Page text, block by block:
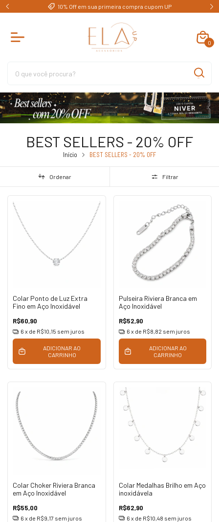
10% Off em sua primeira compra cupom UP
0
BEST SELLERS - 20% OFF
Início BEST SELLERS - 20% OFF
Ordenar Filtrar
Colar Ponto de Luz Extra
Fino em Aço Inoxidável
R$60,90
6 x de R$10,15 sem juros
ADICIONAR AO
CARRINHO
Pulseira Riviera Branca em
Aço Inoxidável
R$52,90
6 x de R$8,82 sem juros
ADICIONAR AO
CARRINHO
Colar Choker Riviera Branca
em Aço Inoxidável
R$55,00
6 x de R$9,17 sem juros
Colar Medalhas Brilho em Aço
inoxidávela
R$62,90
6 x de R$10,48 sem juros